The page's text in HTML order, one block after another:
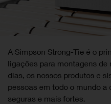
A Simpson Strong-Tie é o
ligações para montagens de
dias, os nossos produtos e
pessoas em todo o mundo a
seguras e mais fortes.